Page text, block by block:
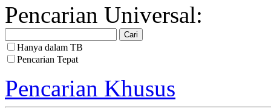
Pencarian Universal:
Hanya dalam TB
Pencarian Tepat
Pencarian Khusus